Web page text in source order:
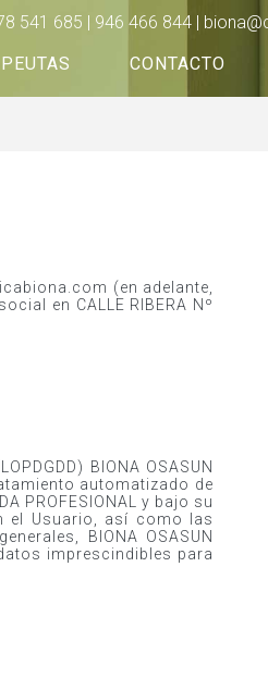
541 685 | 946 466 844 |
CONTACTO
(en adelante,
en CALLE RIBERA Nº
BIONA OSASUN
automatizado de
PROFESIONAL y bajo su
el Usuario, así como las
BIONA OSASUN
imprescindibles para